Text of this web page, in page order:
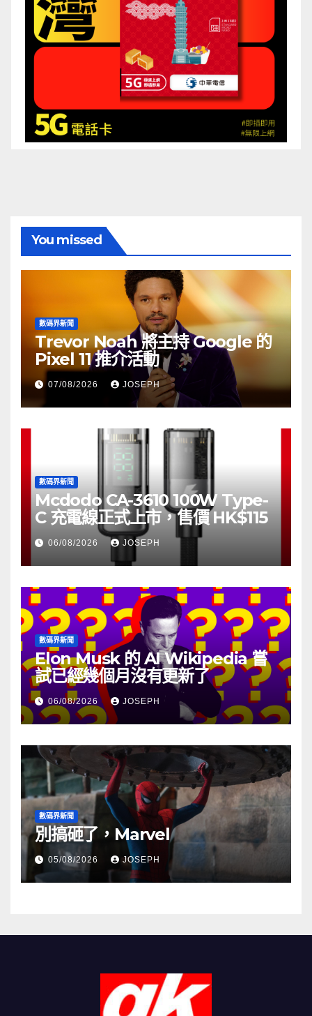
You missed
數碼界新聞
Trevor Noah 將主持 Google 的
Pixel 11 推介活動
07/08/2026 JOSEPH
數碼界新聞
Mcdodo CA-3610 100W Type-
C 充電線正式上市，售價 HK$115
06/08/2026 JOSEPH
數碼界新聞
Elon Musk 的 AI Wikipedia 嘗
試已經幾個月沒有更新了
06/08/2026 JOSEPH
數碼界新聞
別搞砸了，Marvel
05/08/2026 JOSEPH